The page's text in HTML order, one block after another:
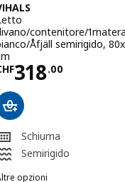
contenitore/
Åfjäll semirigido,
318.00CHF
Schiuma
Semirigido
opzioni